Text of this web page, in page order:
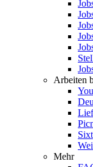
Arbeiten
Sixt
Mehr